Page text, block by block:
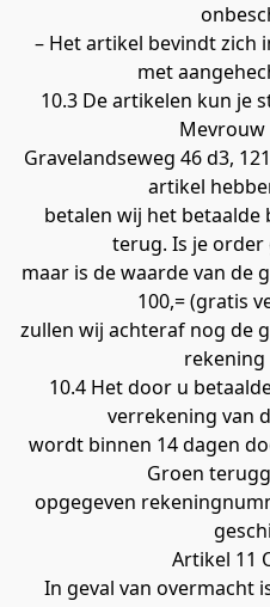
– Het artikel bevindt zich
met
10.3 De artikelen kun je
Mevrouw
Gravelandseweg 46 d3,
artikel
betalen wij het betaalde
terug. Is je
maar is de waarde van de
100,= (gratis
zullen wij achteraf nog de
10.4 Het door u
verrekening van
wordt binnen 14 dagen
Groen
opgegeven
Artikel 11
In geval van overmacht